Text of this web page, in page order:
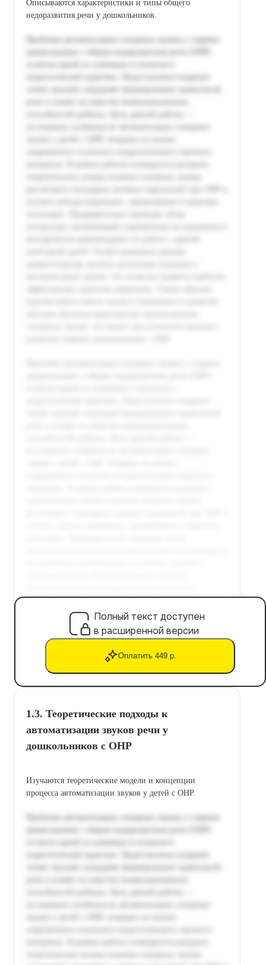
Описываются характеристики и типы общего
недоразвития речи у дошкольников.
Полный текст доступен
в расширенной версии
Оплатить 449 р.
1.3. Теоретические подходы к
автоматизации звуков речи у
дошкольников с ОНР
Изучаются теоретические модели и концепции
процесса автоматизации звуков у детей с ОНР.